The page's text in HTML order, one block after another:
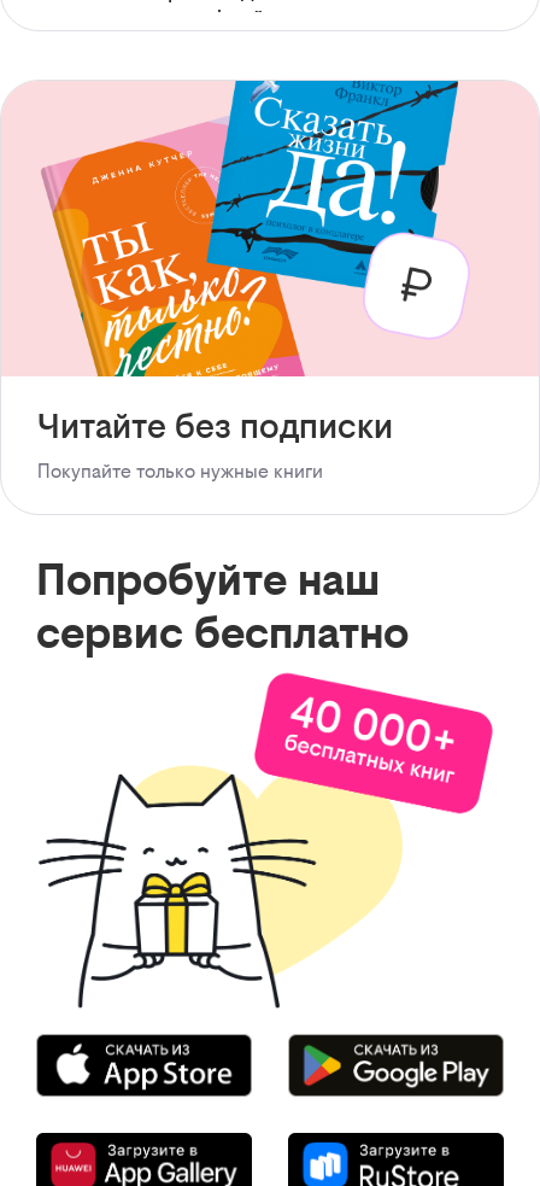
с доступом офлайн
Читайте без подписки
Покупайте только нужные книги
Попробуйте наш
сервис бесплатно